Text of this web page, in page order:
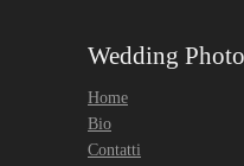
Wedding
Home
Bio
Contatti